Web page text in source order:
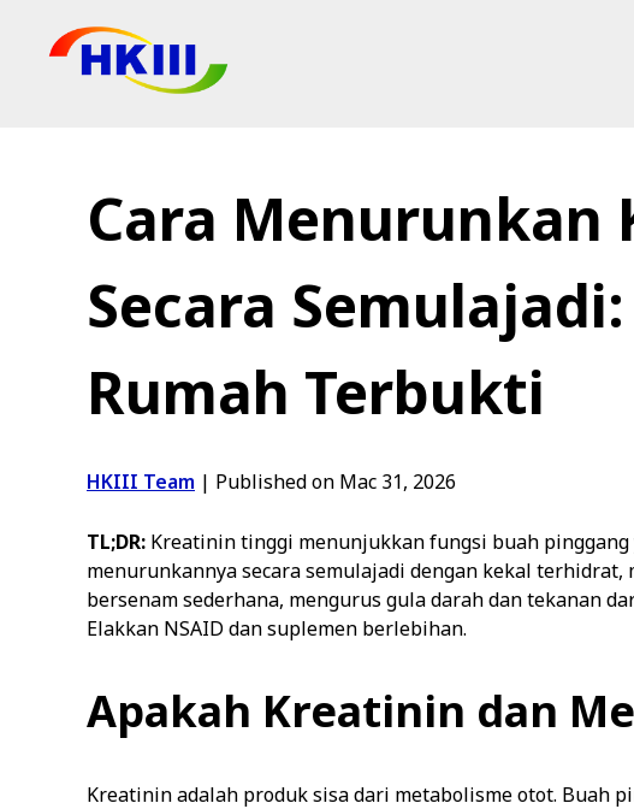
Kedai
Cara Menurunkan
Secara
Rumah Terbukti
HKIII Team | Published on Mac 31, 2026
TL;DR: Kreatinin tinggi menunjukkan fungsi buah pinggang
menurunkannya secara semulajadi dengan kekal
bersenam sederhana, mengurus gula darah dan tekanan
Elakkan NSAID dan suplemen berlebihan.
Apakah Kreatinin dan
Kreatinin adalah produk sisa dari metabolisme otot. Buah